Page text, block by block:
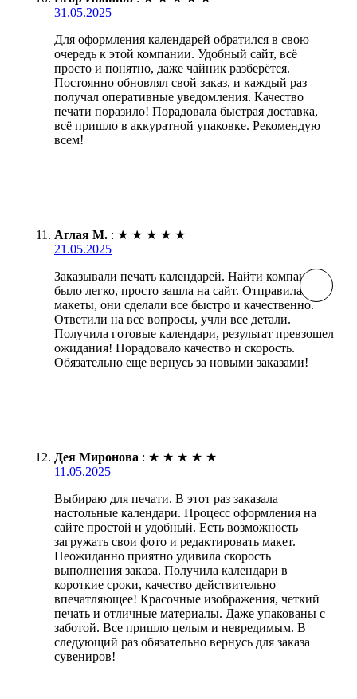
31.05.2025
Для оформления календарей обратился в свою
очередь к этой компании. Удобный сайт, всё
просто и понятно, даже чайник разберётся.
Постоянно обновлял свой заказ, и каждый раз
получал оперативные уведомления. Качество
печати поразило! Порадовала быстрая доставка,
всё пришло в аккуратной упаковке. Рекомендую
всем!
Аглая М. : ★ ★ ★ ★ ★
21.05.2025
Заказывали печать календарей. Найти компанию
было легко, просто зашла на сайт. Отправила
макеты, они сделали все быстро и качественно.
Ответили на все вопросы, учли все детали.
Получила готовые календари, результат превзошел
ожидания! Порадовало качество и скорость.
Обязательно еще вернусь за новыми заказами!
Дея Миронова : ★ ★ ★ ★ ★
11.05.2025
Выбираю для печати. В этот раз заказала
настольные календари. Процесс оформления на
сайте простой и удобный. Есть возможность
загружать свои фото и редактировать макет.
Неожиданно приятно удивила скорость
выполнения заказа. Получила календари в
короткие сроки, качество действительно
впечатляющее! Красочные изображения, четкий
печать и отличные материалы. Даже упакованы с
заботой. Все пришло целым и невредимым. В
следующий раз обязательно вернусь для заказа
сувениров!